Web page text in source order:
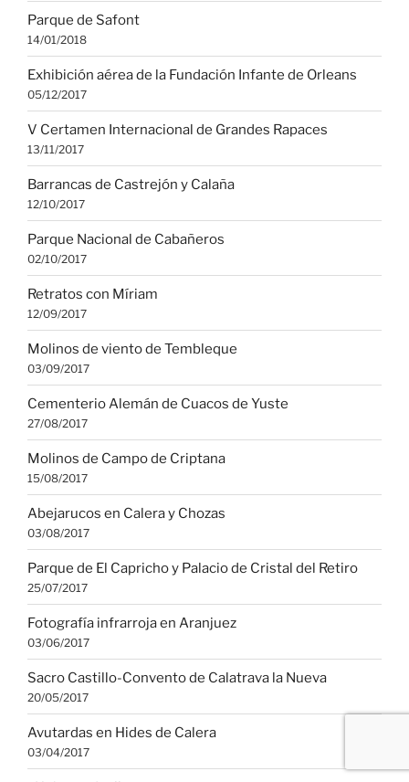
Parque de Safont
14/01/2018
Exhibición aérea de la Fundación Infante de Orleans
05/12/2017
V Certamen Internacional de Grandes Rapaces
13/11/2017
Barrancas de Castrejón y Calaña
12/10/2017
Parque Nacional de Cabañeros
02/10/2017
Retratos con Míriam
12/09/2017
Molinos de viento de Tembleque
03/09/2017
Cementerio Alemán de Cuacos de Yuste
27/08/2017
Molinos de Campo de Criptana
15/08/2017
Abejarucos en Calera y Chozas
03/08/2017
Parque de El Capricho y Palacio de Cristal del Retiro
25/07/2017
Fotografía infrarroja en Aranjuez
03/06/2017
Sacro Castillo-Convento de Calatrava la Nueva
20/05/2017
Avutardas en Hides de Calera
03/04/2017